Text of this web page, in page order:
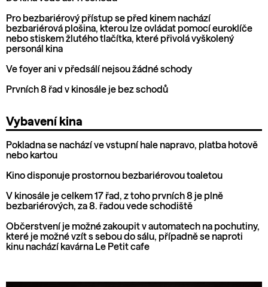
Pro bezbariérový přístup se před kinem nachází
bezbariérová plošina, kterou lze ovládat pomocí euroklíče
nebo stiskem žlutého tlačítka, které přivolá vyškolený
personál kina
Ve foyer ani v předsálí nejsou žádné schody
Prvních 8 řad v kinosále je bez schodů
Vybavení kina
Pokladna se nachází ve vstupní hale napravo, platba hotově
nebo kartou
Kino disponuje prostornou bezbariérovou toaletou
V kinosále je celkem 17 řad, z toho prvních 8 je plně
bezbariérových, za 8. řadou vede schodiště
Občerstvení je možné zakoupit v automatech na pochutiny,
které je možné vzít s sebou do sálu, případně se naproti
kinu nachází kavárna Le Petit cafe